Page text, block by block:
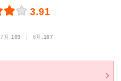
3.91
月:103 | 6月:167